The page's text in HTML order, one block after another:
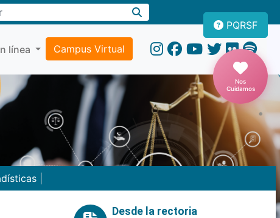
línea Campus Virtual
PQRSF
Nos
Cuidamos
Desde la rectoria